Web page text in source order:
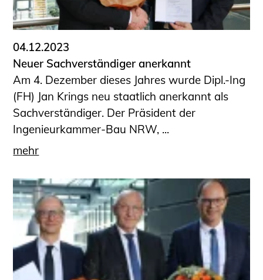
Informationen für Fortbildungsträger
Anträge, Anzeigen, Formulare
Fortbildung/Seminare
Informationen für Ingenieurinnen
und Ingenieure
Recht
Planungswettbewerbe
Publikationen
Stellenbörse
Öffentlich bestellte und vereidigte
Sachverständige
Prüfsachverständige
Qualifizierte Tragwerksplaner/-innen
Bauvorlageberechtigte
Sachkundige für Zustands- und
04.12.2023
Neuer Sachverständiger anerkannt
Am 4. Dezember dieses Jahres wurde Dipl.-Ing
(FH) Jan Krings neu staatlich anerkannt als
Sachverständiger. Der Präsident der
Ingenieurkammer-Bau NRW, ...
mehr